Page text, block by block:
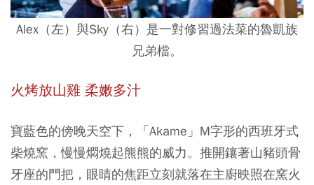
Alex（左）與Sky（右）是一對修習過法菜的魯凱族
兄弟檔。
火烤放山雞 柔嫩多汁
寶藍色的傍晚天空下，「Akame」M字形的西班牙式
柴燒窯，慢慢燜燒起熊熊的威力。推開鑲著山豬頭骨
牙座的門把，眼睛的焦距立刻就落在主廚映照在窯火